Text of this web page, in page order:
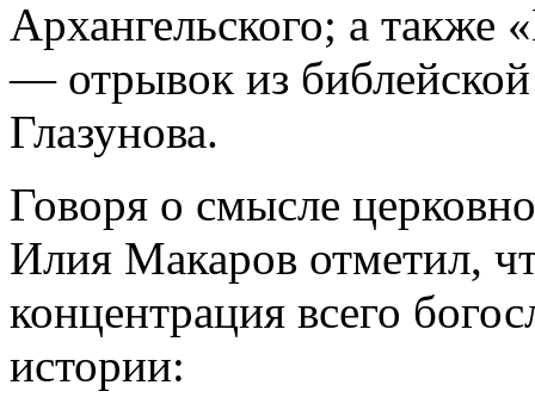
Архангельского; а также
— отрывок из
Глазунова.
Говоря о смысле
Илия Макаров отметил,
концентрация всего
истории: